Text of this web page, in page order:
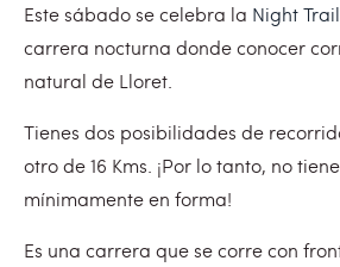
Este sábado se celebra la Night
carrera nocturna donde conocer
natural de Lloret.
Tienes dos posibilidades de
otro de 16 Kms. ¡Por lo tanto, no
mínimamente en forma!
Es una carrera que se corre con